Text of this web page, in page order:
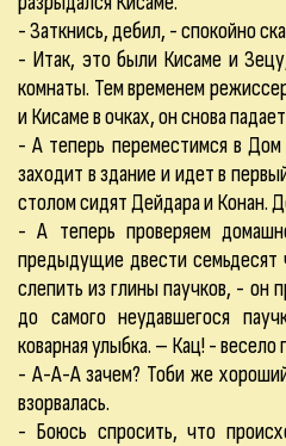
- Заткнись, дебил, - спокойно
- Итак, это были Кисаме и
комнаты. Тем временем
и Кисаме в очках, он снова
- А теперь переместимся в
заходит в здание и идет в
столом сидят Дейдара и Конан.
- А теперь проверяем
предыдущие двести
слепить из глины паучков, - он
до самого неудавшегося
коварная улыбка. – Кац! - весело
- А-А-А зачем? Тоби же
взорвалась.
- Боюсь спросить, что